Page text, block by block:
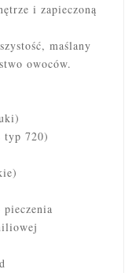
i zapieczoną
maślany
owoców.
typ 720)